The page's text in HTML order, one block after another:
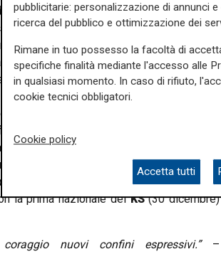
I.S.–toccherà differenti location, tra
del Teatro Nazionale Genovae
diPalazzo Ducalee del centro storico.
anche in periferia, con il
nell’Area Archeologica di San
Caserma Gavoglio) e, per la prima volta,
altri spettacoli in calendario
acrobate
a due’ del collettivo francese
(27 dicembre) Circo El Grito con
Costantini in collaborazione con
Wu
laprima nazionale deiKS(30 dicembre)
nuovi confini espressivi.”–
pubblicitarie: personalizzazione di annunci
ricerca del pubblico e ottimizzazione dei
Rimane in tuo possesso la facoltà di
specifiche finalità mediante l'accesso alle
in qualsiasi momento. In caso di rifiuto,
cookie tecnici obbligatori.
Cookie policy
Accetta tutti